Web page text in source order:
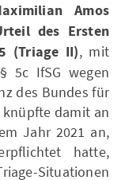
Amos
des Ersten
(Triage II), mit
5c IfSG wegen
des Bundes für
damit an
Jahr 2021 an,
hatte,
Situationen